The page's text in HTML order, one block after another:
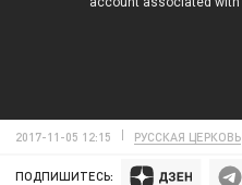
2017-11-05 12:15 РУССКАЯ ЦЕРКОВЬ
ПОДПИШИТЕСЬ: